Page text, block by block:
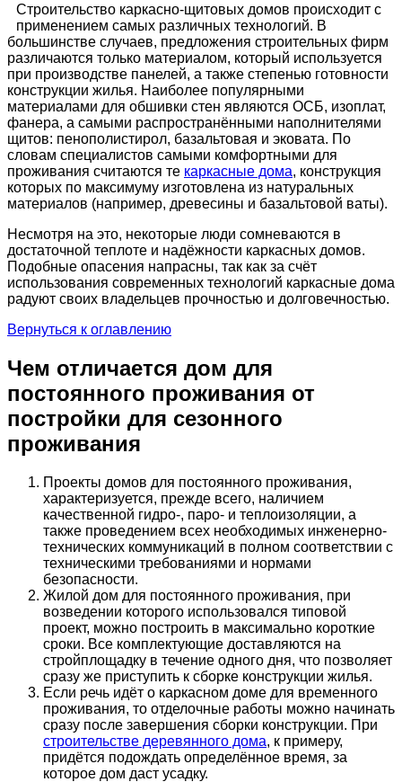
Строительство каркасно-щитовых домов происходит с
применением самых различных технологий. В
большинстве случаев, предложения строительных фирм
различаются только материалом, который используется
при производстве панелей, а также степенью готовности
конструкции жилья. Наиболее популярными
материалами для обшивки стен являются ОСБ, изоплат,
фанера, а самыми распространёнными наполнителями
щитов: пенополистирол, базальтовая и эковата. По
словам специалистов самыми комфортными для
проживания считаются те каркасные дома, конструкция
которых по максимуму изготовлена из натуральных
материалов (например, древесины и базальтовой ваты).
Несмотря на это, некоторые люди сомневаются в
достаточной теплоте и надёжности каркасных домов.
Подобные опасения напрасны, так как за счёт
использования современных технологий каркасные дома
радуют своих владельцев прочностью и долговечностью.
Вернуться к оглавлению
Чем отличается дом для
постоянного проживания от
постройки для сезонного
проживания
Проекты домов для постоянного проживания,
характеризуется, прежде всего, наличием
качественной гидро-, паро- и теплоизоляции, а
также проведением всех необходимых инженерно-
технических коммуникаций в полном соответствии с
техническими требованиями и нормами
безопасности.
Жилой дом для постоянного проживания, при
возведении которого использовался типовой
проект, можно построить в максимально короткие
сроки. Все комплектующие доставляются на
стройплощадку в течение одного дня, что позволяет
сразу же приступить к сборке конструкции жилья.
Если речь идёт о каркасном доме для временного
проживания, то отделочные работы можно начинать
сразу после завершения сборки конструкции. При
строительстве деревянного дома, к примеру,
придётся подождать определённое время, за
которое дом даст усадку.